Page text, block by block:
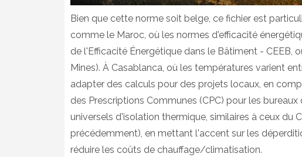
Bien que cette norme soit belge, ce fichier est
comme le Maroc, où les normes d'efficacité
de l'Efficacité Énergétique dans le Bâtiment - CEEB,
Mines). À Casablanca, où les températures varient
adapter des calculs pour des projets locaux, en
des Prescriptions Communes (CPC) pour les
universels d'isolation thermique, similaires à ceux du
précédemment), en mettant l'accent sur les
réduire les coûts de chauffage/climatisation.